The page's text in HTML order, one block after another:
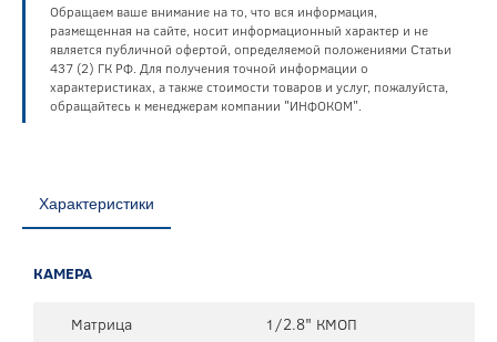
Обращаем ваше внимание на то, что вся информация,
размещенная на сайте, носит информационный характер и не
является публичной офертой, определяемой положениями Статьи
437 (2) ГК РФ. Для получения точной информации о
характеристиках, а также стоимости товаров и услуг, пожалуйста,
обращайтесь к менеджерам компании "ИНФОКОМ".
Характеристики
КАМЕРА
Матрица 1/2.8" КМОП